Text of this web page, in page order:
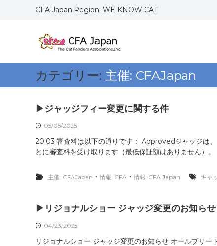
ッ
CFA Japan Region: WE KNOW CAT
J
a
p
n
g
i
n
O
W
C
T
カテゴリー: 主催: CFAJapan
▶ジャッジフィー変更に関する件
05/05/2025
20.03 審査料は以下の通りです： Approvedジャッジは
とに審査料を受け取ります（最低保証額はありません）
主催: CFAJapan ・ 情報: CFA ・ 情報: CFA Japan キャ
▶リジョナルショー ジャッジ変更のお知らせ
04/23/2025
リジョナルショー ジャッジ変更のお知らせ オールブリ